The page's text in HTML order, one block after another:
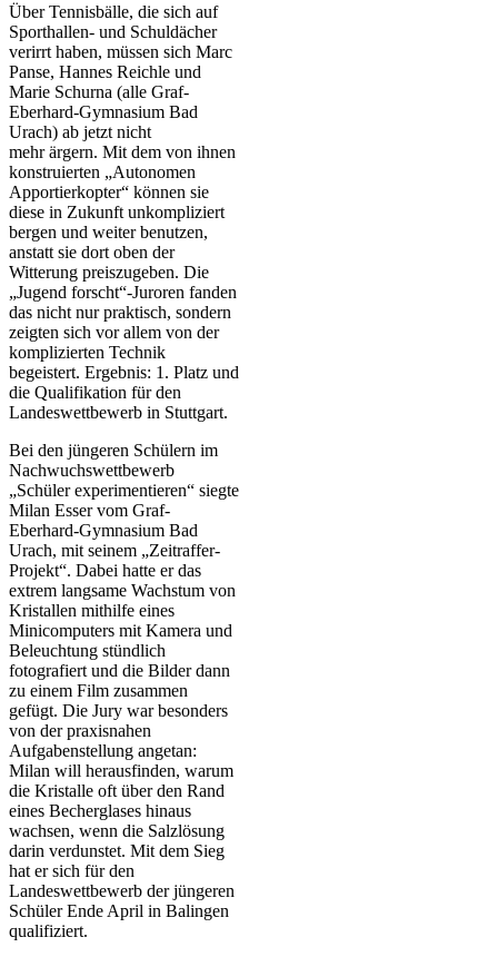
Über Tennisbälle, die sich auf
Sporthallen- und Schuldächer
verirrt haben, müssen sich Marc
Panse, Hannes Reichle und
Marie Schurna (alle Graf-
Eberhard-Gymnasium Bad
Urach) ab jetzt nicht
mehr ärgern. Mit dem von ihnen
konstruierten „Autonomen
Apportierkopter“ können sie
diese in Zukunft unkompliziert
bergen und weiter benutzen,
anstatt sie dort oben der
Witterung preiszugeben. Die
„Jugend forscht“-Juroren fanden
das nicht nur praktisch, sondern
zeigten sich vor allem von der
komplizierten Technik
begeistert. Ergebnis: 1. Platz und
die Qualifikation für den
Landeswettbewerb in Stuttgart.
Bei den jüngeren Schülern im
Nachwuchswettbewerb
„Schüler experimentieren“ siegte
Milan Esser vom Graf-
Eberhard-Gymnasium Bad
Urach, mit seinem „Zeitraffer-
Projekt“. Dabei hatte er das
extrem langsame Wachstum von
Kristallen mithilfe eines
Minicomputers mit Kamera und
Beleuchtung stündlich
fotografiert und die Bilder dann
zu einem Film zusammen
gefügt. Die Jury war besonders
von der praxisnahen
Aufgabenstellung angetan:
Milan will herausfinden, warum
die Kristalle oft über den Rand
eines Becherglases hinaus
wachsen, wenn die Salzlösung
darin verdunstet. Mit dem Sieg
hat er sich für den
Landeswettbewerb der jüngeren
Schüler Ende April in Balingen
qualifiziert.